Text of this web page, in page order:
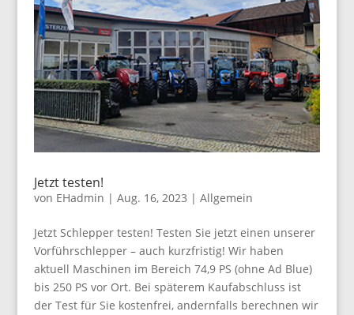
Jetzt testen!
von EHadmin | Aug. 16, 2023 | Allgemein
Jetzt Schlepper testen! Testen Sie jetzt einen unserer
Vorführschlepper – auch kurzfristig! Wir haben
aktuell Maschinen im Bereich 74,9 PS (ohne Ad Blue)
bis 250 PS vor Ort. Bei späterem Kaufabschluss ist
der Test für Sie kostenfrei, andernfalls berechnen wir